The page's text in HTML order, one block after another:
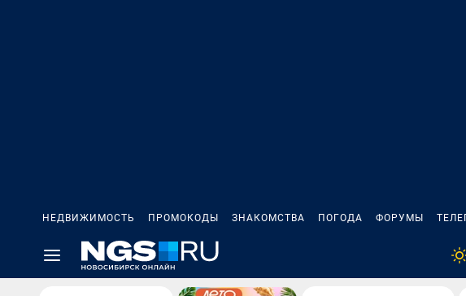
НЕДВИЖИМОСТЬ ПРОМОКОДЫ ЗНАКОМСТВА ПОГОДА ФОРУМЫ